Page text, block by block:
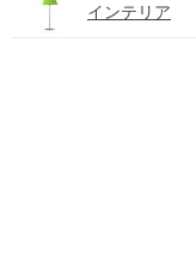
インテリア